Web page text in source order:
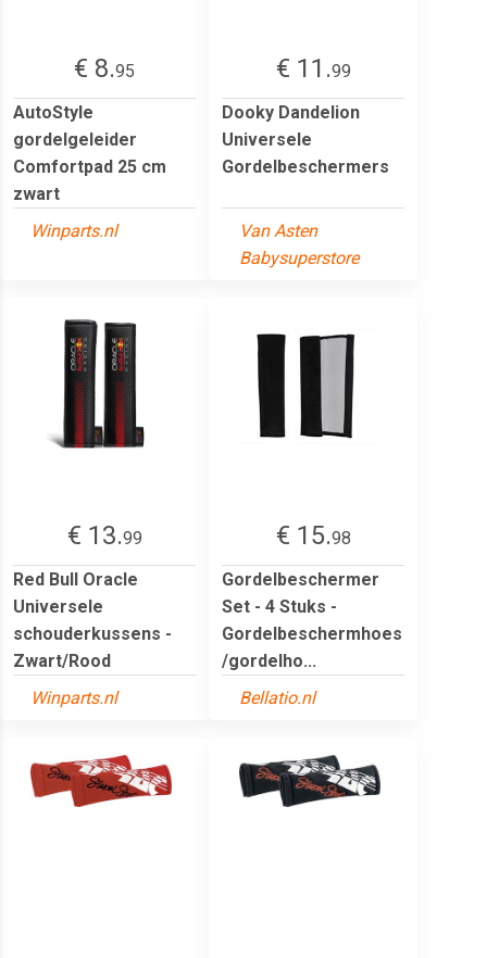
€ 8.95
AutoStyle
gordelgeleider
Comfortpad 25 cm
zwart
Winparts.nl
€ 11.99
Dooky Dandelion
Universele
Gordelbeschermers
Van Asten
Babysuperstore
€ 13.99
Red Bull Oracle
Universele
schouderkussens -
Zwart/Rood
Winparts.nl
€ 15.98
Gordelbeschermer
Set - 4 Stuks -
Gordelbeschermhoes
/gordelho...
Bellatio.nl